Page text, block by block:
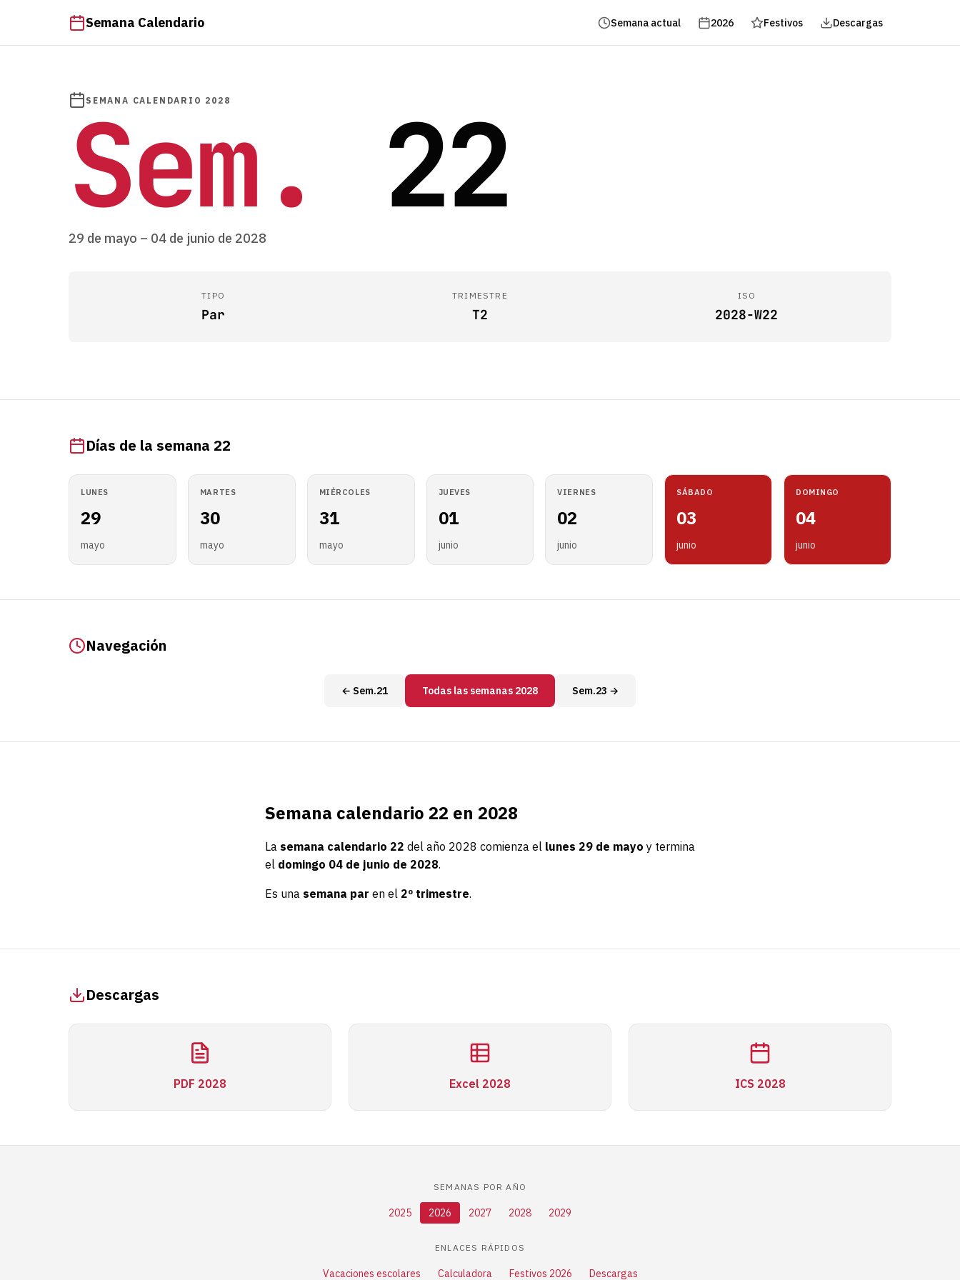
Semana Calendario Semana actual 2026 Festivos Descargas
SEMANA CALENDARIO 2028
Sem. 22
29 de mayo – 04 de junio de 2028
TIPO
Par
TRIMESTRE
T2
ISO
2028-W22
Días de la semana 22
LUNES
29
mayo
MARTES
30
mayo
MIÉRCOLES
31
mayo
JUEVES
01
junio
VIERNES
02
junio
SÁBADO
03
junio
DOMINGO
04
junio
Navegación
← Sem.21 Todas las semanas 2028 Sem.23 →
Semana calendario 22 en 2028
La semana calendario 22 del año 2028 comienza el lunes 29 de mayo y termina
el domingo 04 de junio de 2028.
Es una semana par en el 2º trimestre.
Descargas
PDF 2028 Excel 2028 ICS 2028
SEMANAS POR AÑO
2025 2026 2027 2028 2029
ENLACES RÁPIDOS
Vacaciones escolares Calculadora Festivos 2026 Descargas